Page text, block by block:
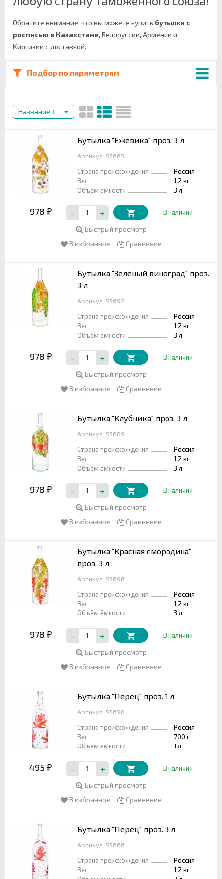
Обратите внимание, что вы можете купить бутылки с
росписью в Казахстане, Белоруссии, Армении и
Киргизии с доставкой.
Подбор по параметрам
Название
Бутылка "Ежевика" проз. 3 л
Артикул: S5665
Страна происхождения
Россия
Вес
1.2 кг
Объём ёмкости
3 л
978 ₽ - + В наличии
Быстрый просмотр
В избранное
Сравнение
Бутылка "Зелёный виноград" проз.
3 л
Артикул: S5692
Страна происхождения
Россия
Вес
1.2 кг
Объём ёмкости
3 л
978 ₽ - + В наличии
Быстрый просмотр
В избранное
Сравнение
Бутылка "Клубника" проз. 3 л
Артикул: S5689
Страна происхождения
Россия
Вес
1.2 кг
Объём ёмкости
3 л
978 ₽ - + В наличии
Быстрый просмотр
В избранное
Сравнение
Бутылка "Красная смородина"
проз. 3 л
Артикул: S5696
Страна происхождения
Россия
Вес
1.2 кг
Объём ёмкости
3 л
978 ₽ - + В наличии
Быстрый просмотр
В избранное
Сравнение
Бутылка "Перец" проз. 1 л
Артикул: S5698
Страна происхождения
Россия
Вес
700 г
Объём ёмкости
1 л
495 ₽ - + В наличии
Быстрый просмотр
В избранное
Сравнение
Бутылка "Перец" проз. 3 л
Артикул: S5666
Страна происхождения
Россия
Вес
1.2 кг